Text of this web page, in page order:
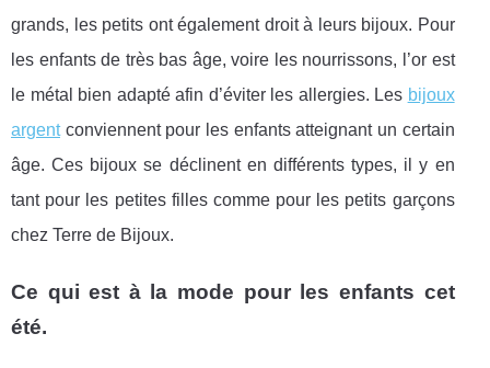
grands, les petits ont également droit à leurs bijoux. Pour
les enfants de très bas âge, voire les nourrissons, l’or est
le métal bien adapté afin d’éviter les allergies. Les bijoux
argentconviennent pour les enfants atteignant un certain
âge. Ces bijoux se déclinent en différents types, il y en
tant pour les petites filles comme pour les petits garçons
chez Terre de Bijoux.
Ce qui est à la mode pour les enfants cet
été.